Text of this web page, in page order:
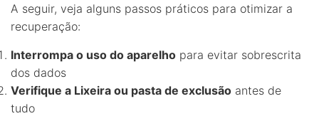
A seguir, veja alguns passos práticos para otimizar a
recuperação:
Interrompa o uso do aparelho para evitar sobrescrita
dos dados
Verifique a Lixeira ou pasta de exclusão antes de
tudo